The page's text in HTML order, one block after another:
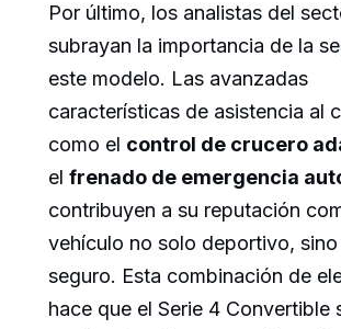
Por último, los analistas del
subrayan la importancia de la
este modelo. Las avanzadas
características de asistencia al
como el control de crucero
el frenado de emergencia
contribuyen a su reputación
vehículo no solo deportivo, sino
seguro. Esta combinación de
hace que el Serie 4 Convertible